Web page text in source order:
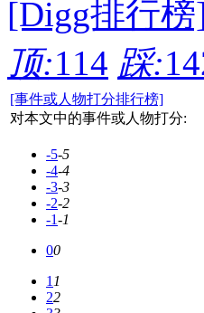
[Digg排行榜
顶:114 踩:
[事件或人物打分排行榜]
对本文中的事件或人物打分:
-5-5
-4-4
-3-3
-2-2
-1-1
00
11
22